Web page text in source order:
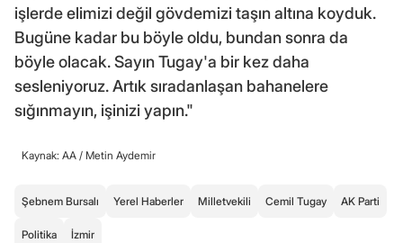
işlerde elimizi değil gövdemizi taşın altına koyduk.
Bugüne kadar bu böyle oldu, bundan sonra da
böyle olacak. Sayın Tugay'a bir kez daha
sesleniyoruz. Artık sıradanlaşan bahanelere
sığınmayın, işinizi yapın."
Kaynak: AA / Metin Aydemir
Şebnem Bursalı Yerel Haberler Milletvekili Cemil Tugay AK Parti
Politika İzmir